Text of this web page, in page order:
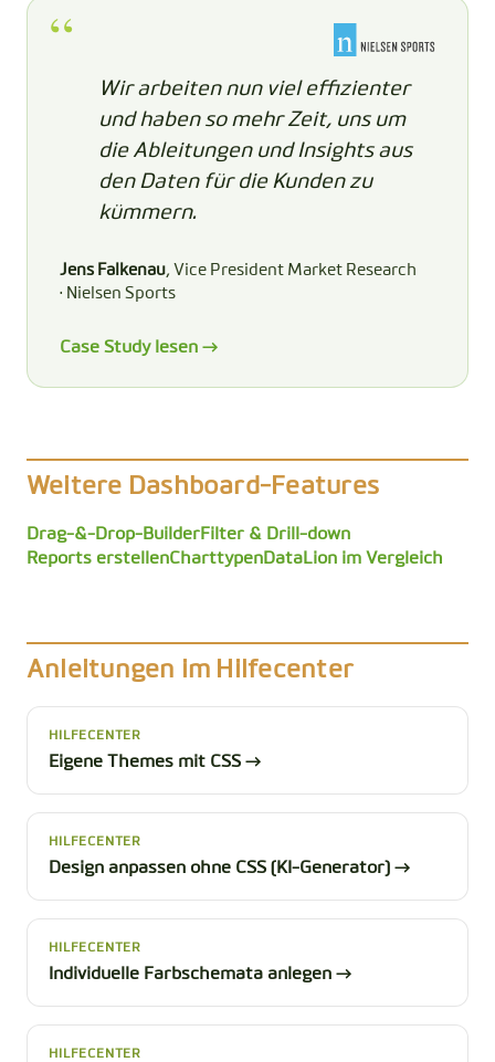
Wir arbeiten nun viel effizienter
und haben so mehr Zeit, uns um
die Ableitungen und Insights aus
den Daten für die Kunden zu
kümmern.
Jens Falkenau, Vice President Market Research
· Nielsen Sports
Case Study lesen →
Weitere Dashboard-Features
Drag-&-Drop-BuilderFilter & Drill-down
Reports erstellenCharttypenDataLion im Vergleich
Anleitungen im Hilfecenter
HILFECENTER
Eigene Themes mit CSS →
HILFECENTER
Design anpassen ohne CSS (KI-Generator) →
HILFECENTER
Individuelle Farbschemata anlegen →
HILFECENTER